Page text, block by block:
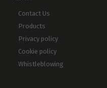
Contact Us
Products
Privacy policy
Cookie policy
Whistleblowing